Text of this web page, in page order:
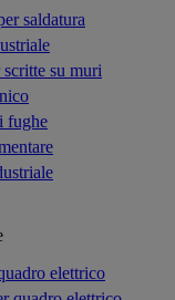
saldatura
su muri
fughe
elettrico